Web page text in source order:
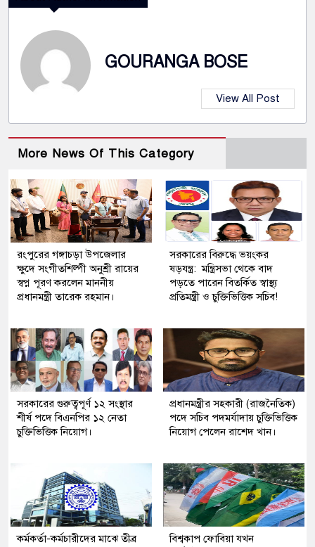
GOURANGA BOSE
View All Post
More News Of This Category
রংপুরের গঙ্গাচড়া উপজেলার
ক্ষুদে সংগীতশিল্পী অনুশ্রী রায়ের
স্বপ্ন পূরণ করলেন মাননীয়
প্রধানমন্ত্রী তারেক রহমান।
সরকারের বিরুদ্ধে ভয়ংকর
ষড়যন্ত্র: মন্ত্রিসভা থেকে বাদ
পড়তে পারেন বিতর্কিত স্বাস্থ্য
প্রতিমন্ত্রী ও চুক্তিভিত্তিক সচিব!
সরকারের গুরুত্বপূর্ণ ১২ সংস্থার
শীর্ষ পদে বিএনপির ১২ নেতা
চুক্তিভিত্তিক নিয়োগ।
প্রধানমন্ত্রীর সহকারী (রাজনৈতিক)
পদে সচিব পদমর্যাদায় চুক্তিভিত্তিক
নিয়োগ পেলেন রাশেদ খান।
কর্মকর্তা-কর্মচারীদের মাঝে তীব্র
বিশ্বকাপ ফোবিয়া যখন